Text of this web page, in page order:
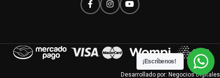
Desarrollado por: Negocios Digitales
¡Escríbenos!